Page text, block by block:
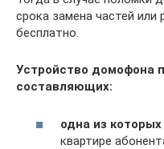
срока замена частей
бесплатно.
Устройство домофона
составляющих:
одна из которых
квартире